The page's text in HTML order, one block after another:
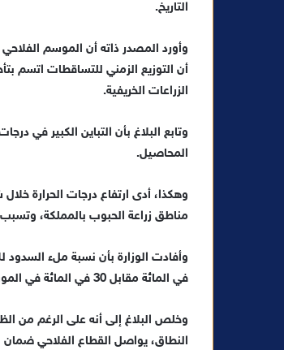
التاريخ.
أن التوزيع الزمني للتساقطات اتسم
الزراعات الخريفية.
وتابع البلاغ بأن التباين الكبير في
المحاصيل.
وهكذا، أدى ارتفاع درجات الحرارة
مناطق زراعة الحبوب بالمملكة،
في المائة مقابل 30 في المائة في الموسم السابق في نفس التاريخ.
وخلص البلاغ إلى أنه على الرغم من
النطاق، يواصل القطاع الفلاحي ضمان